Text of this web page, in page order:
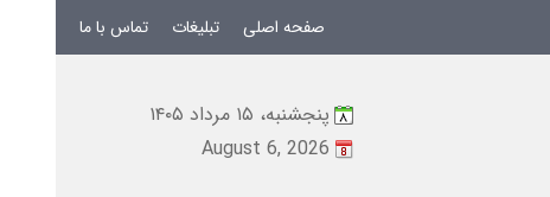
صفحه اصلی تبلیغات تماس با ما
پنجشنبه، ۱۵ مرداد ۱۴۰۵
August 6, 2026